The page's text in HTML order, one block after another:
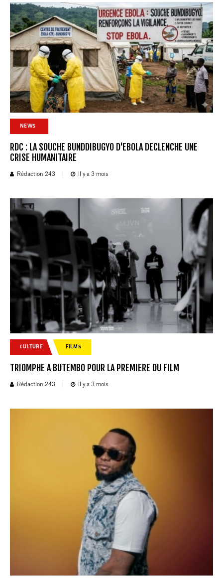
NEWS
RDC : LA SOUCHE BUNDDIBUGYO D'EBOLA DECLENCHE UNE
CRISE HUMANITAIRE
Rédaction 243 Il y a 3 mois
CULTURE FILMS
TRIOMPHE A BUTEMBO POUR LA PREMIERE DU FILM
Rédaction 243 Il y a 3 mois